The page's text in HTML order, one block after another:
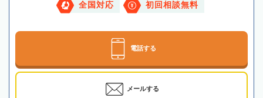
全国対応 初回相談無料
電話する
メールする